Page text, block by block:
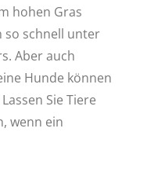
hohen Gras
so schnell unter
Aber auch
Hunde können
Sie Tiere
wenn ein